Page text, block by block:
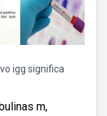
igg significa
m,